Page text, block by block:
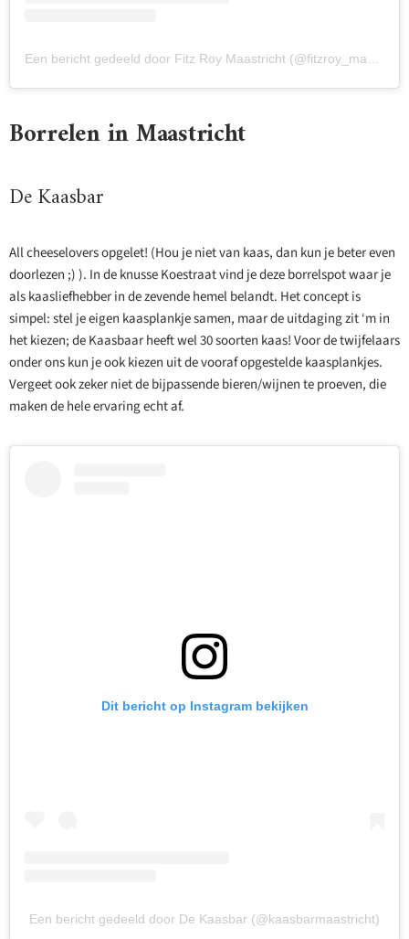
Borrelen in Maastricht
De Kaasbar
All cheeselovers opgelet! (Hou je niet van kaas, dan kun je beter even
doorlezen ;) ). In de knusse Koestraat vind je deze borrelspot waar je
als kaasliefhebber in de zevende hemel belandt. Het concept is
simpel: stel je eigen kaasplankje samen, maar de uitdaging zit ‘m in
het kiezen; de Kaasbaar heeft wel 30 soorten kaas! Voor de twijfelaars
onder ons kun je ook kiezen uit de vooraf opgestelde kaasplankjes.
Vergeet ook zeker niet de bijpassende bieren/wijnen te proeven, die
maken de hele ervaring echt af.
Dit bericht op Instagram bekijken
Een bericht gedeeld door De Kaasbar (@kaasbarmaastricht)